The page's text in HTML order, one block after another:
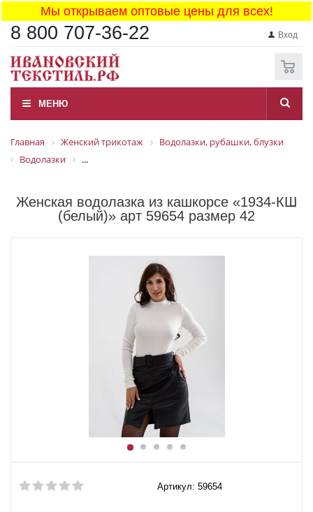
Мы открываем оптовые цены для всех!
8 800 707-36-22 Вход
МЕНЮ
Главная Женский трикотаж
Водолазки, рубашки, блузки
Водолазки
...
Женская водолазка из кашкорсе «1934-КШ
(белый)» арт 59654 размер 42
Артикул: 59654